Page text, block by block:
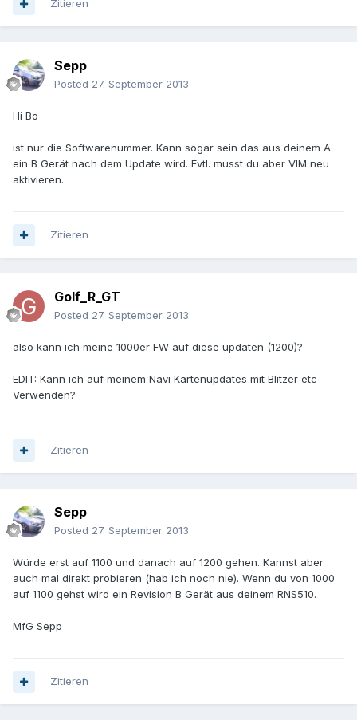
Zitieren
Sepp
Posted 27. September 2013
Hi Bo
ist nur die Softwarenummer. Kann sogar sein das aus deinem A
ein B Gerät nach dem Update wird. Evtl. musst du aber VIM neu
aktivieren.
Zitieren
Golf_R_GT
Posted 27. September 2013
also kann ich meine 1000er FW auf diese updaten (1200)?
EDIT: Kann ich auf meinem Navi Kartenupdates mit Blitzer etc
Verwenden?
Zitieren
Sepp
Posted 27. September 2013
Würde erst auf 1100 und danach auf 1200 gehen. Kannst aber
auch mal direkt probieren (hab ich noch nie). Wenn du von 1000
auf 1100 gehst wird ein Revision B Gerät aus deinem RNS510.
MfG Sepp
Zitieren